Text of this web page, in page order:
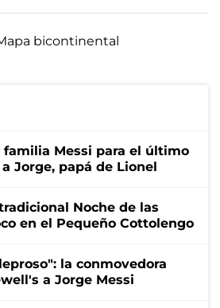
bicontinental
familia Messi para el último
Jorge, papá de Lionel
Noche de las
en el Pequeño Cottolengo
la conmovedora
a Jorge Messi